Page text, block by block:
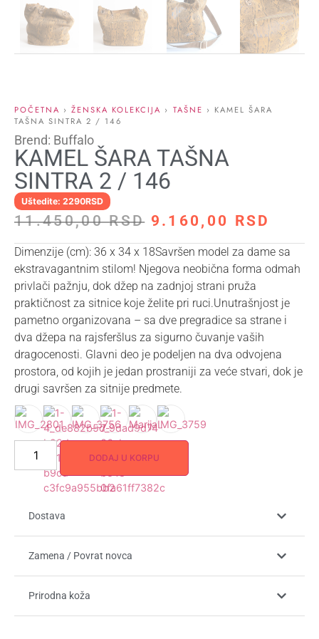
POČETNA ›ŽENSKA KOLEKCIJA › TAŠNE › KAMEL ŠARA
TAŠNA SINTRA 2 / 146
Brend: Buffalo
KAMEL ŠARA TAŠNA
SINTRA 2 / 146
Uštedite: 2290RSD
11.450,00RSD 9.160,00 RSD
Dimenzije (cm): 36 x 34 x 18Savršen model za dame sa
ekstravagantnim stilom! Njegova neobična forma odmah
privlači pažnju, dok džep na zadnjoj strani pruža
praktičnost za sitnice koje želite pri ruci.Unutrašnjost je
pametno organizovana – sa dve pregradice sa strane i
dva džepa na rajsferšlus za sigurno čuvanje vaših
dragocenosti. Glavni deo je podeljen na dva odvojena
prostora, od kojih je jedan prostraniji za veće stvari, dok je
drugi savršen za sitnije predmete.
DODAJ U KORPU
Dostava
Zamena / Povrat novca
Prirodna koža